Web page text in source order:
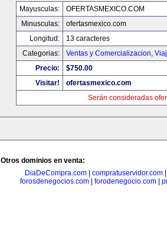
Mayusculas:
OFERTASMEXICO.COM
Minusculas:
ofertasmexico.com
Longitud:
13 caracteres
Categorias:
Ventas y Comercializacion,
Precio:
$750.00
Visitar!
ofertasmexico.com
Serán consideradas
Otros dominios en venta:
DiaDeCompra.com
compratuservidor.com
forosdenegocios.com
forodenegocio.com